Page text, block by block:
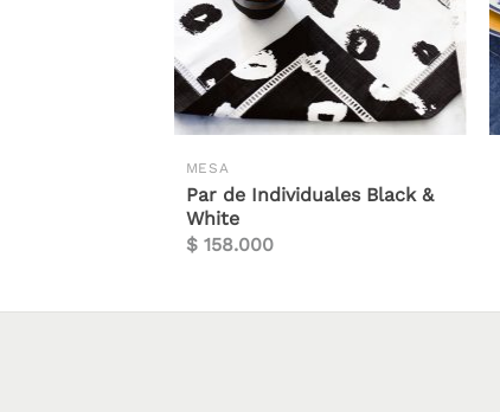
MESA
Par de Individuales Black &
White
$158.000